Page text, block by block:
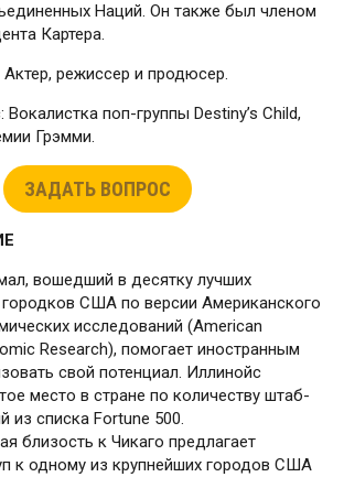
Наций. Он также был членом
Картера.
режиссер и продюсер.
поп-группы Destiny’s Child,
Грэмми.
ЗАДАТЬ ВОПРОС
вошедший в десятку лучших
городков США по версии Американского
исследований (American
Research), помогает иностранным
свой потенциал. Иллинойс
место в стране по количеству штаб-
из списка Fortune 500.
близость к Чикаго предлагает
к одному из крупнейших городов США